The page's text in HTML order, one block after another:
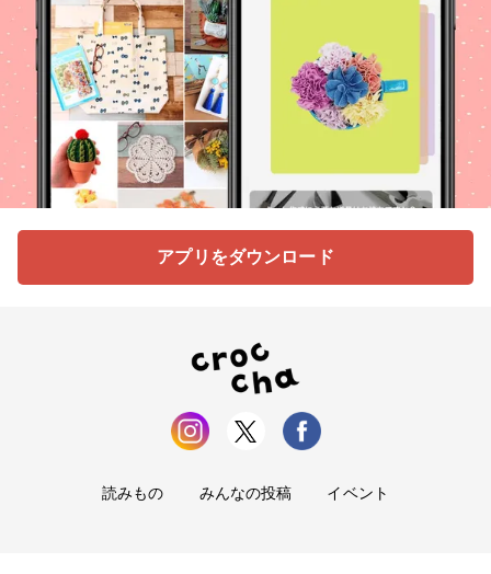
アプリをダウンロード
読みもの みんなの投稿 イベント